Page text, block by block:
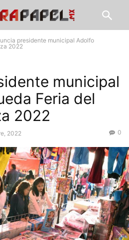
presidente municipal Adolfo
2022
municipal
Feria del
2022
2022 0